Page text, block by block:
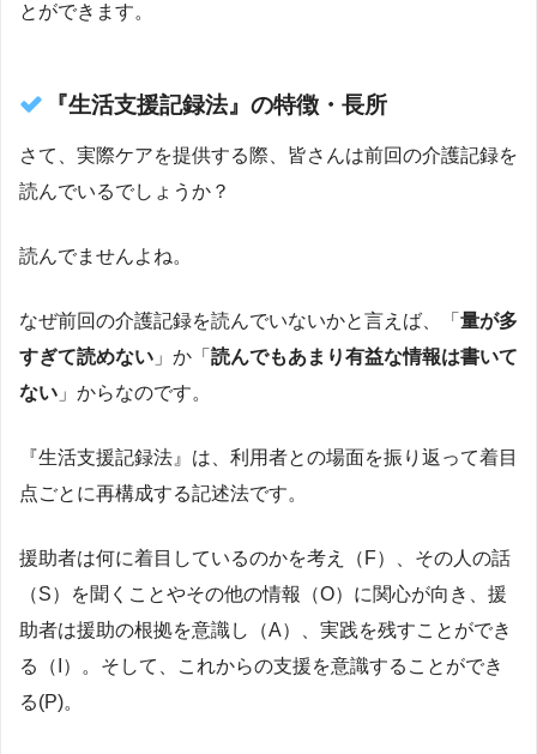
とができます。
『生活支援記録法』の特徴・長所
さて、実際ケアを提供する際、皆さんは前回の介護記録を
読んでいるでしょうか？
読んでませんよね。
なぜ前回の介護記録を読んでいないかと言えば、「 量が多
すぎて読めない 」か「 読んでもあまり有益な情報は書いて
ない 」からなのです。
『生活支援記録法』は、利用者との場面を振り返って着目
点ごとに再構成する記述法です。
援助者は何に着目しているのかを考え（F）、その人の話
（S）を聞くことやその他の情報（O）に関心が向き、援
助者は援助の根拠を意識し（A）、実践を残すことができ
る（I）。そして、これからの支援を意識することができ
る(P)。